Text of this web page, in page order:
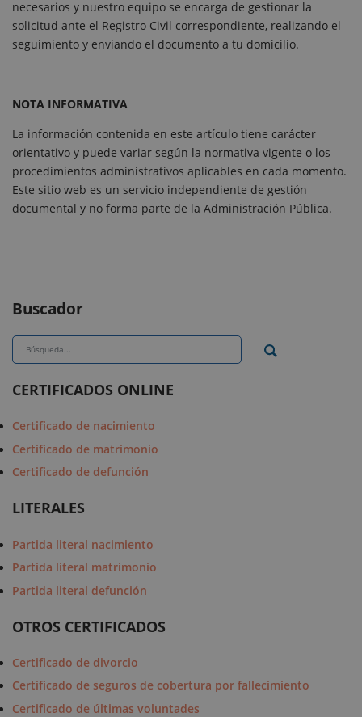
necesarios y nuestro equipo se encarga de gestionar la
solicitud ante el Registro Civil correspondiente, realizando el
seguimiento y enviando el documento a tu domicilio.
NOTA INFORMATIVA
La información contenida en este artículo tiene carácter
orientativo y puede variar según la normativa vigente o los
procedimientos administrativos aplicables en cada momento.
Este sitio web es un servicio independiente de gestión
documental y no forma parte de la Administración Pública.
Buscador
CERTIFICADOS ONLINE
Certificado de nacimiento
Certificado de matrimonio
Certificado de defunción
LITERALES
Partida literal nacimiento
Partida literal matrimonio
Partida literal defunción
OTROS CERTIFICADOS
Certificado de divorcio
Certificado de seguros de cobertura por fallecimiento
Certificado de últimas voluntades